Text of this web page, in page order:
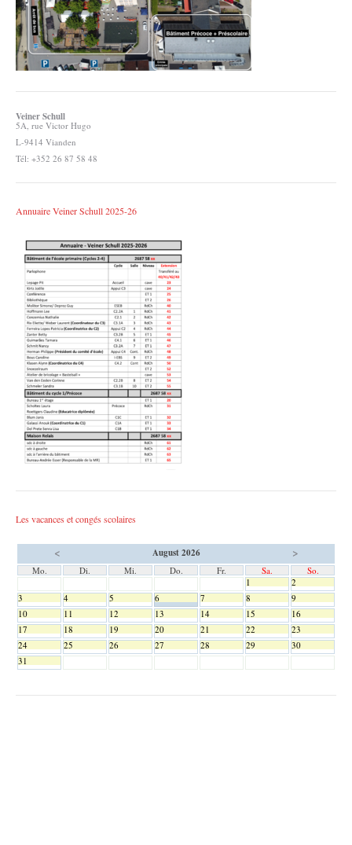
Veiner Schull
5A, rue Victor Hugo
L-9414 Vianden
Tél: +352 26 87 58 48
Annuaire Veiner Schull 2025-26
Les vacances et congés scolaires
< August 2026 >
Mo. Di. Mi. Do. Fr. Sa.
So.
1
2
3
4 5 6 7 8
9
10
11 12 13 14 15
16
17
18 19 20 21 22
23
24
25 26 27 28 29
30
31